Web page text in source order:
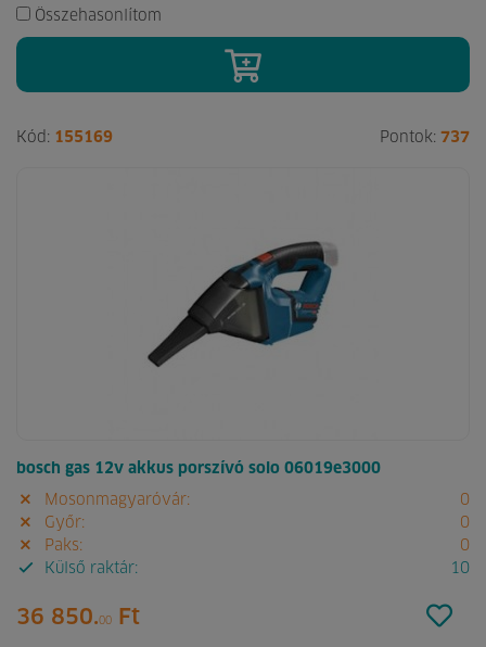
Összehasonlítom
Kód: 155169 Pontok: 737
bosch gas 12v akkus porszívó solo 06019e3000
Mosonmagyaróvár:
0
Győr:
0
Paks:
0
Külső raktár:
10
36 850.00 Ft